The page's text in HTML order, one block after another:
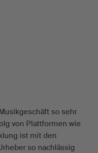
so sehr
von Plattformen wie
ist mit den
so nachlässig